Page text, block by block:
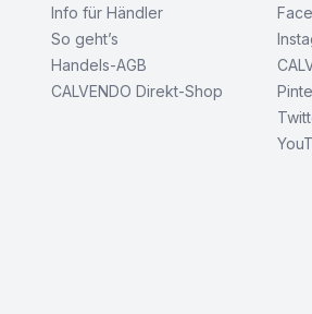
Info für Händler
So geht’s
Handels-AGB
CALVENDO Direkt-Shop